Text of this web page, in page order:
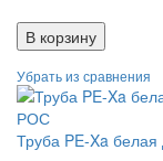
В корзину
Труба PE-Xa